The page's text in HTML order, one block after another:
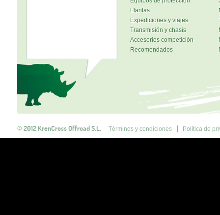
Llantas
Expediciones y viajes
Transmisión y chasis
Accesorios competición
Recomendados
© 2012 KrenCross Offroad S.L. Términos y condiciones Política de